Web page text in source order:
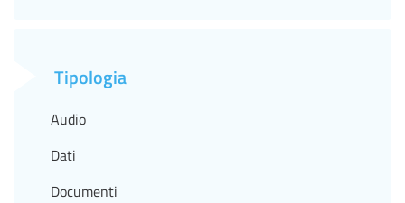
Tipologia
Audio
Dati
Documenti